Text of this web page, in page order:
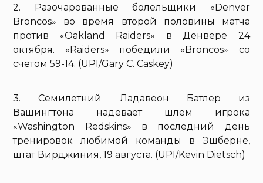
2. Разочарованные болельщики «Denver
Broncos» во время второй половины матча
против «Oakland Raiders» в Денвере 24
октября. «Raiders» победили «Broncos» со
счетом 59-14. (UPI/Gary C. Caskey)
3. Семилетний Ладавеон Батлер из
Вашингтона надевает шлем игрока
«Washington Redskins» в последний день
тренировок любимой команды в Эшберне,
штат Вирджиния, 19 августа. (UPI/Kevin Dietsch)